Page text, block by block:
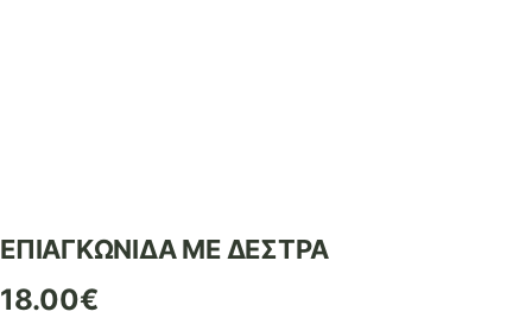
ΕΠΙΑΓΚΩΝΙΔΑ ΜΕ ΔΕΣΤΡΑ
18.00€